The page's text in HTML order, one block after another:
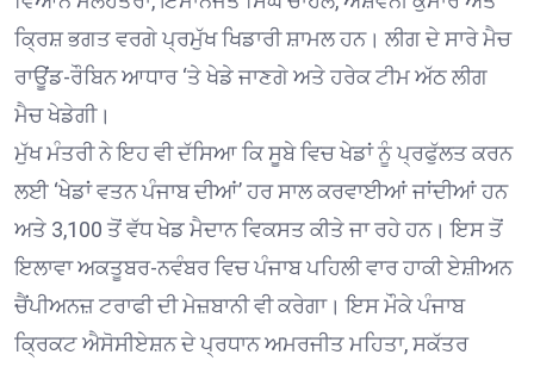
ਕ੍ਰਿਸ਼ ਭਗਤ ਵਰਗੇ ਪ੍ਰਮੁੱਖ ਖਿਡਾਰੀ ਸ਼ਾਮਲ ਹਨ। ਲੀਗ ਦੇ ਸਾਰੇ ਮੈਚ
ਰਾਊਂਡ-ਰੌਬਿਨ ਆਧਾਰ ‘ਤੇ ਖੇਡੇ ਜਾਣਗੇ ਅਤੇ ਹਰੇਕ ਟੀਮ ਅੱਠ ਲੀਗ
ਮੈਚ ਖੇਡੇਗੀ।
ਮੁੱਖ ਮੰਤਰੀ ਨੇ ਇਹ ਵੀ ਦੱਸਿਆ ਕਿ ਸੂਬੇ ਵਿਚ ਖੇਡਾਂ ਨੂੰ ਪ੍ਰਫੁੱਲਤ ਕਰਨ
ਲਈ ‘ਖੇਡਾਂ ਵਤਨ ਪੰਜਾਬ ਦੀਆਂ’ ਹਰ ਸਾਲ ਕਰਵਾਈਆਂ ਜਾਂਦੀਆਂ ਹਨ
ਅਤੇ 3,100 ਤੋਂ ਵੱਧ ਖੇਡ ਮੈਦਾਨ ਵਿਕਸਤ ਕੀਤੇ ਜਾ ਰਹੇ ਹਨ। ਇਸ ਤੋਂ
ਇਲਾਵਾ ਅਕਤੂਬਰ-ਨਵੰਬਰ ਵਿਚ ਪੰਜਾਬ ਪਹਿਲੀ ਵਾਰ ਹਾਕੀ ਏਸ਼ੀਅਨ
ਚੈਂਪੀਅਨਜ਼ ਟਰਾਫੀ ਦੀ ਮੇਜ਼ਬਾਨੀ ਵੀ ਕਰੇਗਾ। ਇਸ ਮੌਕੇ ਪੰਜਾਬ
ਕ੍ਰਿਕਟ ਐਸੋਸੀਏਸ਼ਨ ਦੇ ਪ੍ਰਧਾਨ ਅਮਰਜੀਤ ਮਹਿਤਾ, ਸਕੱਤਰ